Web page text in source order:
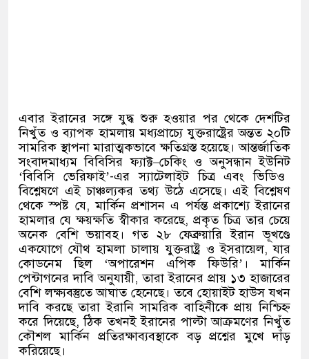
এবার ইরানের সঙ্গে যুদ্ধ শুরু হওয়ার পর থেকে দেশটির
নিখুঁত ও ব্যাপক হামলায় মধ্যপ্রাচ্যে যুক্তরাষ্ট্রের অন্তত ২০টি
সামরিক স্থাপনা মারাত্মকভাবে ক্ষতিগ্রস্ত হয়েছে। আন্তর্জাতিক
সংবাদমাধ্যম বিবিসির ফ্যাক্ট–চেকিং ও অনুসন্ধান ইউনিট
‘বিবিসি ভেরিফাই’-এর স্যাটেলাইট চিত্র এবং ভিডিও
বিশ্লেষণে এই চাঞ্চল্যকর তথ্য উঠে এসেছে। এই বিশ্লেষণ
থেকে স্পষ্ট যে,মার্কিন প্রশাসন এ পর্যন্ত প্রকাশ্যে ইরানের
হামলার যে ক্ষয়ক্ষতি স্বীকার করেছে, প্রকৃত চিত্র তার চেয়ে
অনেক বেশি ভয়াবহ। গত ২৮ ফেব্রুয়ারি ইরান ভূখণ্ডে
একযোগে যৌথ হামলা চালায় যুক্তরাষ্ট্র ও ইসরায়েল,যার
কোডনেম ছিল‘অপারেশন এপিক ফিউরি’ । মার্কিন
পেন্টাগনের দাবি অনুযায়ী,তারা ইরানের প্রায় ১৩ হাজারের
বেশি লক্ষ্যবস্তুতে আঘাত হেনেছে। তবে হোয়াইট হাউস যখন
দাবি করছে তারা ইরানি সামরিক বাহিনীকে প্রায় নিশ্চিহ্ন
করে দিয়েছে,ঠিক তখনই ইরানের পাল্টা আক্রমণের নিখুঁত
কৌশল মার্কিন প্রতিরক্ষাব্যবস্থাকে বড় প্রশ্নের মুখে দাঁড়
করিয়েছে।